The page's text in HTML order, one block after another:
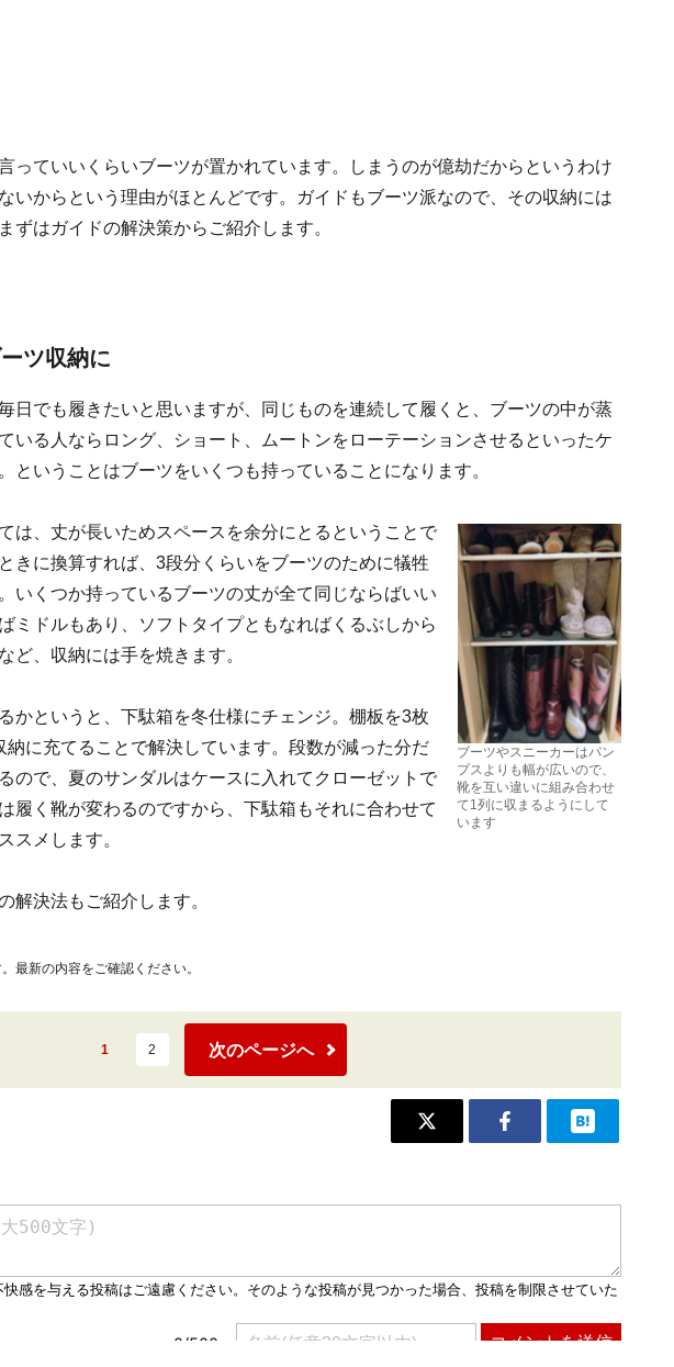
っていいくらいブーツが置かれています。しまうのが億劫だからというわけ
いからという理由がほとんどです。ガイドもブーツ派なので、その収納には
ずはガイドの解決策からご紹介します。
ツ収納に
日でも履きたいと思いますが、同じものを連続して履くと、ブーツの中が蒸
いる人ならロング、ショート、ムートンをローテーションさせるといったケ
ということはブーツをいくつも持っていることになります。
ブーツやスニーカーはパン
プスよりも幅が広いので、
靴を互い違いに組み合わせ
て1列に収まるようにして
います
は、丈が長いためスペースを余分にとるということで
きに換算すれば、3段分くらいをブーツのために犠牲
いくつか持っているブーツの丈が全て同じならばいい
ミドルもあり、ソフトタイプともなればくるぶしから
ど、収納には手を焼きます。
かというと、下駄箱を冬仕様にチェンジ。棚板を3枚
に充てることで解決しています。段数が減った分だ
ので、夏のサンダルはケースに入れてクローゼットで
履く靴が変わるのですから、下駄箱もそれに合わせて
スメします。
解決法もご紹介します。
最新の内容をご確認ください。
1 2 次のページへ